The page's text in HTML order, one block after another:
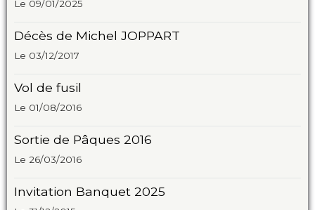
Le 09/01/2025
Décès de Michel JOPPART
Le 03/12/2017
Vol de fusil
Le 01/08/2016
Sortie de Pâques 2016
Le 26/03/2016
Invitation Banquet 2025